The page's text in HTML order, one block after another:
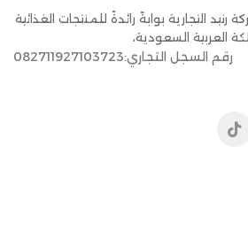
كانت شركة رنيد التجارية بوابةً رائدةً للمنتجات الغذائية
العربية السعودية،
رقم السجل التجاري:082711927103723